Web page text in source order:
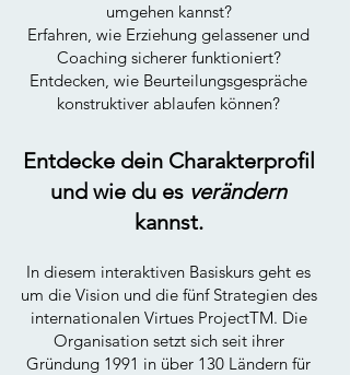
umgehen kannst?
Erfahren, wie Erziehung gelassener und
Coaching sicherer funktioniert?
Entdecken, wie Beurteilungsgespräche
konstruktiver ablaufen können?
Entdecke dein Charakterprofil
und wie du es verändern
kannst.
In diesem interaktiven Basiskurs geht es
um die Vision und die fünf Strategien des
internationalen Virtues ProjectTM. Die
Organisation setzt sich seit ihrer
Gründung 1991 in über 130 Ländern für